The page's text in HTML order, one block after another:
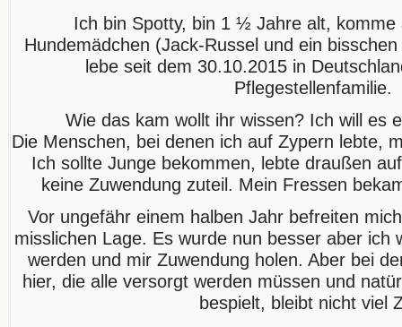
Ich bin Spotty, bin 1 ½ Jahre alt, komme
Hundemädchen (Jack-Russel und ein
lebe seit dem 30.10.2015 in
Pflegestellenfamilie.
Wie das kam wollt ihr wissen? Ich will es
Die Menschen, bei denen ich auf Zypern lebte,
Ich sollte Junge bekommen, lebte draußen
keine Zuwendung zuteil. Mein Fressen
Vor ungefähr einem halben Jahr befreiten
misslichen Lage. Es wurde nun besser aber ich
werden und mir Zuwendung holen. Aber bei
hier, die alle versorgt werden müssen und
bespielt, bleibt nicht viel